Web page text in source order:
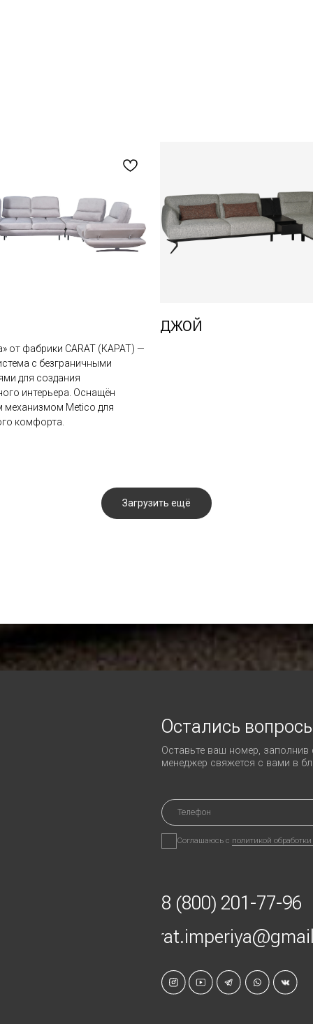
от фабрики CARAT (КАРАТ) —
с безграничными
для создания
интерьера. Оснащён
механизмом Metico для
комфорта.
ДЖОЙ
Загрузить ещё
Остались вопросы?
Соглашаюсь сполитикой обработки персональных
Любая информация на сайте носит справочный
характер и не является публичной офертой